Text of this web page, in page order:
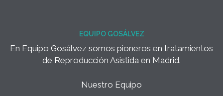
EQUIPO GOSÁLVEZ
En Equipo Gosálvez somos pioneros en tratamientos
de Reproducción Asistida en Madrid.
Nuestro Equipo